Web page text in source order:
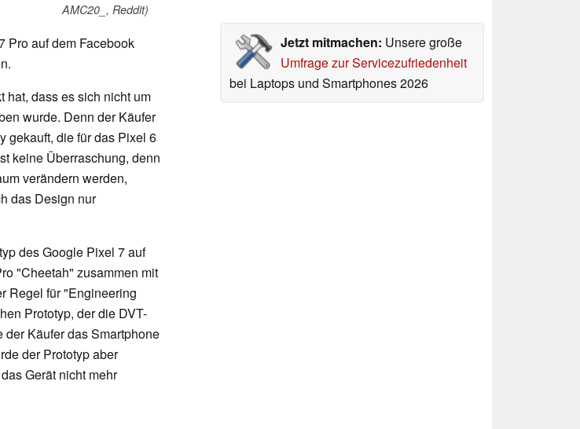
AMC20_, Reddit)
Jetzt mitmachen: Unsere große
Umfrage zur Servicezufriedenheit
bei Laptops und Smartphones 2026
Pro auf dem Facebook
hat, dass es sich nicht um
wurde. Denn der Käufer
gekauft, die für das Pixel 6
keine Überraschung, denn
verändern werden,
das Design nur
des Google Pixel 7 auf
"Cheetah" zusammen mit
Regel für "Engineering
Prototyp, der die DVT-
Käufer das Smartphone
der Prototyp aber
Gerät nicht mehr